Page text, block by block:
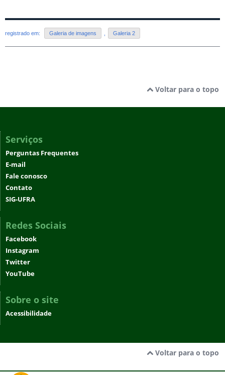
registrado em: Galeria de imagens Galeria 2
Voltar para o topo
Serviços
Perguntas Frequentes
E-mail
Fale conosco
Contato
SIG-UFRA
Redes Sociais
Facebook
Instagram
Twitter
YouTube
Sobre o site
Acessibilidade
Voltar para o topo